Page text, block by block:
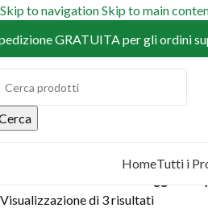
Skip to navigationSkip to main
GRATUITA per gli ordini
HomeTutti i
Visualizzazione di 3 risultati